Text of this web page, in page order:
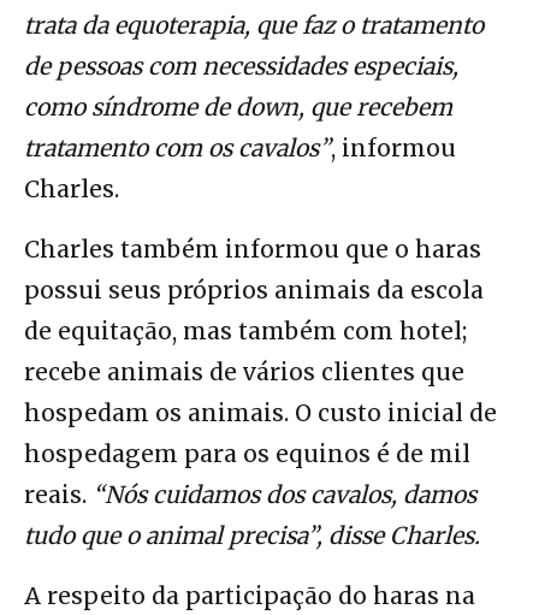
trata da equoterapia, que faz o tratamento
de pessoas com necessidades especiais,
como síndrome de down, que recebem
tratamento com os cavalos”, informou
Charles.
Charles também informou que o haras
possui seus próprios animais da escola
de equitação, mas também com hotel;
recebe animais de vários clientes que
hospedam os animais. O custo inicial de
hospedagem para os equinos é de mil
reais. “Nós cuidamos dos cavalos, damos
tudo que o animal precisa”, disse Charles.
A respeito da participação do haras na